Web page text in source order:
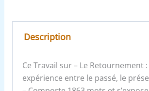
Description
Ce Travail sur – Le Retournement
expérience entre le passé, le